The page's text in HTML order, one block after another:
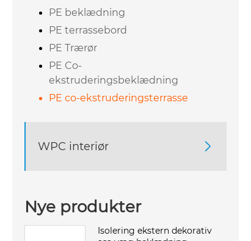
PE beklædning
PE terrassebord
PE Trærør
PE Co-
ekstruderingsbeklædning
PE co-ekstruderingsterrasse
WPC interiør 
Nye produkter
Isolering ekstern dekorativ